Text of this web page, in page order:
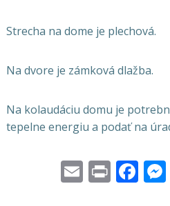
Strecha na dome je plechová.
Na dvore je zámková dlažba.
Na kolaudáciu domu je
tepelne energiu a podať na
EmailPrint